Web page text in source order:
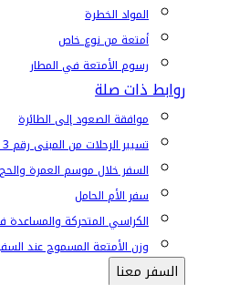
المواد الخطرة
أمتعة من نوع خاص
رسوم الأمتعة في المطار
روابط ذات صلة
موافقة الصعود إلى الطائرة
تسيير الرحلات من المبنى رقم 3 (DXB)
السفر خلال موسم العمرة والحج
سفر الأم الحامل
الكراسي المتحركة والمساعدة
وزن الأمتعة المسموح عند
السفر معنا